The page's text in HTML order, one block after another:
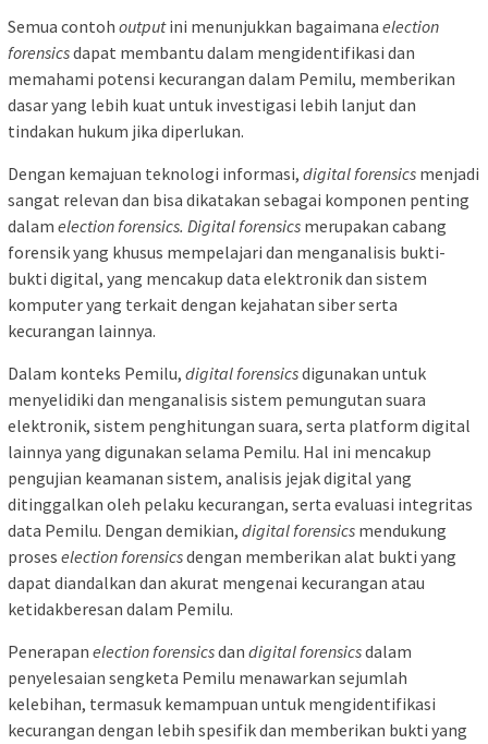
Semua contoh outputini menunjukkan bagaimana election
forensicsdapat membantu dalam mengidentifikasi dan
memahami potensi kecurangan dalam Pemilu, memberikan
dasar yang lebih kuat untuk investigasi lebih lanjut dan
tindakan hukum jika diperlukan.
Dengan kemajuan teknologi informasi, digital forensics menjadi
sangat relevan dan bisa dikatakan sebagai komponen penting
dalam election forensics. Digital forensics merupakan cabang
forensik yang khusus mempelajari dan menganalisis bukti-
bukti digital, yang mencakup data elektronik dan sistem
komputer yang terkait dengan kejahatan siber serta
kecurangan lainnya.
Dalam konteks Pemilu, digital forensicsdigunakan untuk
menyelidiki dan menganalisis sistem pemungutan suara
elektronik, sistem penghitungan suara, serta platform digital
lainnya yang digunakan selama Pemilu. Hal ini mencakup
pengujian keamanan sistem, analisis jejak digital yang
ditinggalkan oleh pelaku kecurangan, serta evaluasi integritas
data Pemilu. Dengan demikian, digital forensics mendukung
proses election forensicsdengan memberikan alat bukti yang
dapat diandalkan dan akurat mengenai kecurangan atau
ketidakberesan dalam Pemilu.
Penerapan election forensicsdan digital forensicsdalam
penyelesaian sengketa Pemilu menawarkan sejumlah
kelebihan, termasuk kemampuan untuk mengidentifikasi
kecurangan dengan lebih spesifik dan memberikan bukti yang